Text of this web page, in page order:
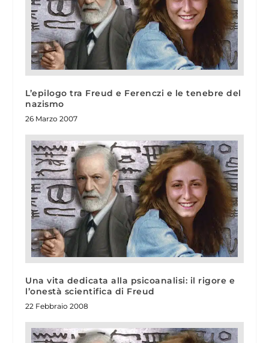
L’epilogo tra Freud e Ferenczi e le tenebre del
nazismo
26 Marzo 2007
Una vita dedicata alla psicoanalisi: il rigore e
l’onestà scientifica di Freud
22 Febbraio 2008